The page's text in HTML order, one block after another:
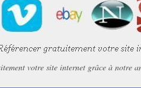
votre site internet grâce à notre